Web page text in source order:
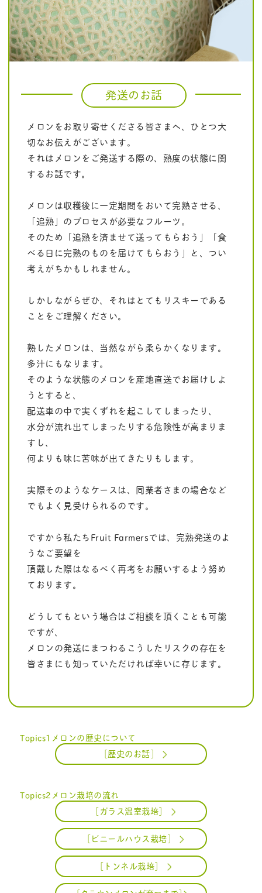
発送のお話
メロンをお取り寄せくださる皆さまへ、ひとつ大
切なお伝えがございます。
それはメロンをご発送する際の、熟度の状態に関
するお話です。
メロンは収穫後に一定期間をおいて完熟させる、
「追熟」のプロセスが必要なフルーツ。
そのため「追熟を済ませて送ってもらおう」「食
べる日に完熟のものを届けてもらおう」と、つい
考えがちかもしれません。
しかしながらぜひ、それはとてもリスキーである
ことをご理解ください。
熟したメロンは、当然ながら柔らかくなります。
多汁にもなります。
そのような状態のメロンを産地直送でお届けしよ
うとすると、
配送車の中で実くずれを起こしてしまったり、
水分が流れ出てしまったりする危険性が高まりま
すし、
何よりも味に苦味が出てきたりもします。
実際そのようなケースは、同業者さまの場合など
でもよく見受けられるのです。
ですから私たちFruit Farmersでは、完熟発送のよ
うなご要望を
頂戴した際はなるべく再考をお願いするよう努め
ております。
どうしてもという場合はご相談を頂くことも可能
ですが、
メロンの発送にまつわるこうしたリスクの存在を
皆さまにも知っていただければ幸いに存じます。
Topics1 メロンの歴史について
［歴史のお話］
Topics2メロン栽培の流れ
［ガラス温室栽培］
［ビニールハウス栽培］
［トンネル栽培］